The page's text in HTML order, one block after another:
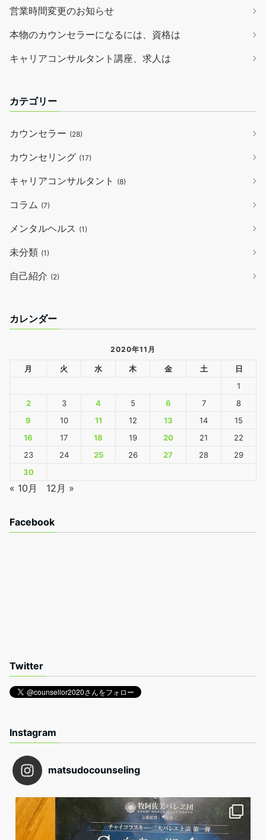
営業時間変更のお知らせ
本物のカウンセラーになるには、資格は
キャリアコンサルタント講座、求人は
カテゴリー
カウンセラー (28)
カウンセリング (17)
キャリアコンサルタント (8)
コラム (7)
メンタルヘルス (1)
未分類 (1)
自己紹介 (2)
カレンダー
2020年11月
月 火 水 木 金 土
日
1
2
3 4 5 6 7
8
9
10 11 12 13 14
15
16
17 18 19 20 21
22
23
24 25 26 27 28
29
30
« 10月 12月 »
Facebook
Twitter
Instagram
matsudocounseling